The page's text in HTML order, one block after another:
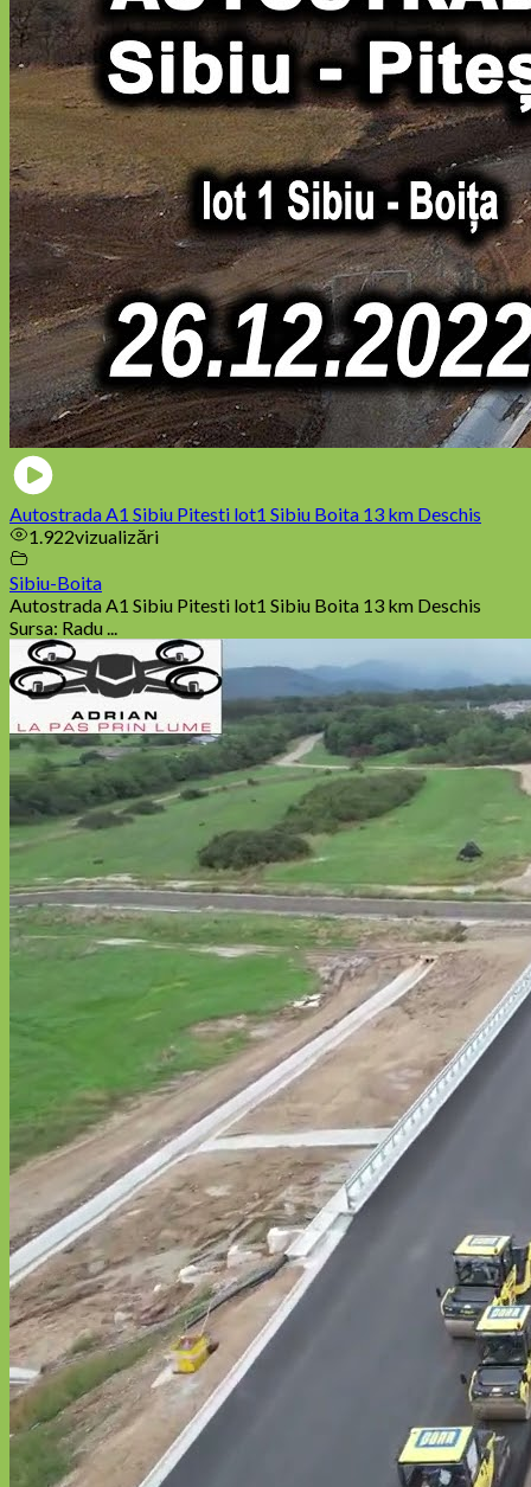
Autostrada A1 Sibiu Pitesti lot1 Sibiu Boita 13 km Deschis
1.922vizualizări
Sibiu-Boita
Autostrada A1 Sibiu Pitesti lot1 Sibiu Boita 13 km Deschis
Sursa: Radu ...